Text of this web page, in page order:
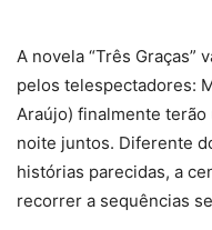
A novela “Três Graças”
pelos telespectadores:
Araújo) finalmente
noite juntos. Diferente
histórias parecidas, a
recorrer a sequências